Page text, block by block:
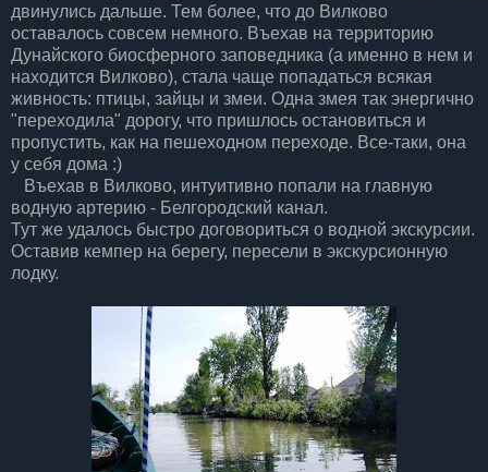
двинулись дальше. Тем более, что до Вилково
оставалось совсем немного. Въехав на территорию
Дунайского биосферного заповедника (а именно в нем и
находится Вилково), стала чаще попадаться всякая
живность: птицы, зайцы и змеи. Одна змея так энергично
"переходила" дорогу, что пришлось остановиться и
пропустить, как на пешеходном переходе. Все-таки, она
у себя дома :)
Въехав в Вилково, интуитивно попали на главную
водную артерию - Белгородский канал.
Тут же удалось быстро договориться о водной экскурсии.
Оставив кемпер на берегу, пересели в экскурсионную
лодку.